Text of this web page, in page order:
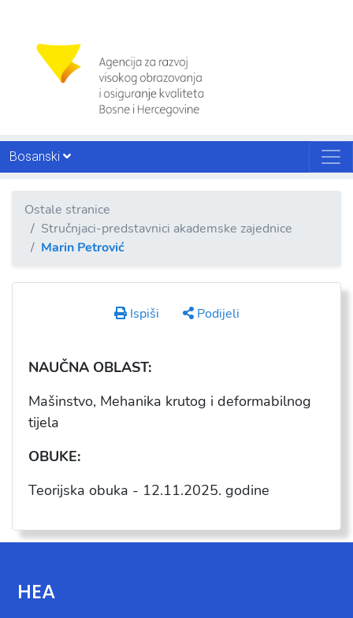
Bosanski
Ostale stranice
Stručnjaci-predstavnici akademske zajednice
Marin Petrović
Ispiši Podijeli
NAUČNA OBLAST:
Mašinstvo, Mehanika krutog i deformabilnog
tijela
OBUKE:
Teorijska obuka - 12.11.2025. godine
HEA